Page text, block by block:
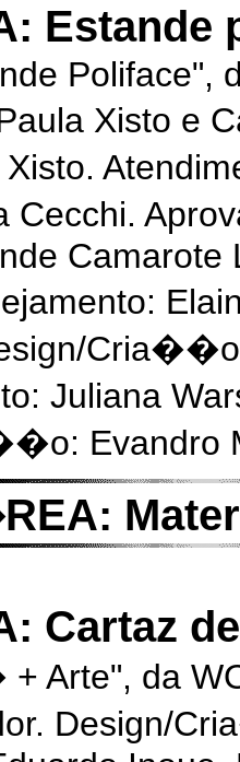
Poliface",
Xisto e
Cecchi.
Camarote
Juliana
Evandro
Cartaz
Arte", da
Design/